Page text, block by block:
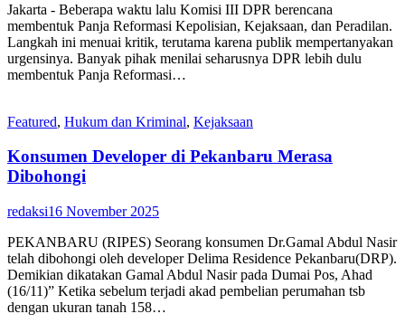
Jakarta - Beberapa waktu lalu Komisi III DPR berencana
membentuk Panja Reformasi Kepolisian, Kejaksaan, dan Peradilan.
Langkah ini menuai kritik, terutama karena publik mempertanyakan
urgensinya. Banyak pihak menilai seharusnya DPR lebih dulu
membentuk Panja Reformasi…
Featured, Hukum dan Kriminal, Kejaksaan
Konsumen Developer di Pekanbaru Merasa
Dibohongi
redaksi16 November 2025
PEKANBARU (RIPES) Seorang konsumen Dr.Gamal Abdul Nasir
telah dibohongi oleh developer Delima Residence Pekanbaru(DRP).
Demikian dikatakan Gamal Abdul Nasir pada Dumai Pos, Ahad
(16/11)” Ketika sebelum terjadi akad pembelian perumahan tsb
dengan ukuran tanah 158…